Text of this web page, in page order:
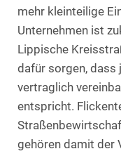
mehr kleinteilige
Unternehmen ist
Lippische
dafür sorgen, dass
vertraglich
entspricht.
gehören damit der